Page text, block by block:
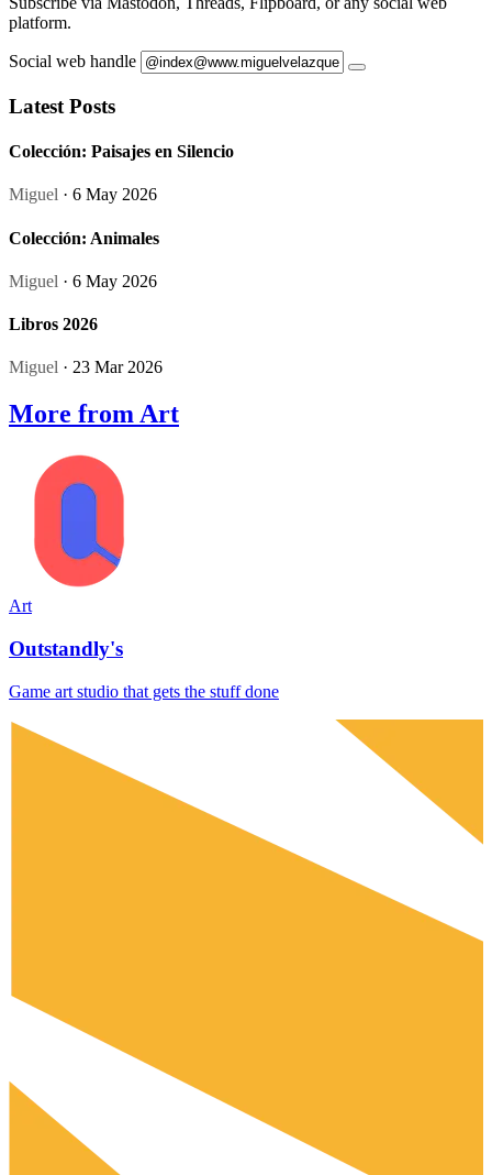
platform.
Social web handle
Latest Posts
Colección: Paisajes en Silencio
Miguel · 6 May 2026
Colección: Animales
Miguel · 6 May 2026
Libros 2026
Miguel · 23 Mar 2026
More from Art
Art
Outstandly's
Game art studio that gets the stuff done